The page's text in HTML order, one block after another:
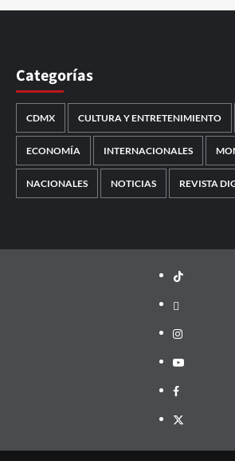
Categorías
CDMX CULTURA Y ENTRETENIMIENTO
ECONOMÍA INTERNACIONALES
NACIONALES NOTICIAS REVISTA
TikTok
threads
Instagram
Youtube
Facebook
X